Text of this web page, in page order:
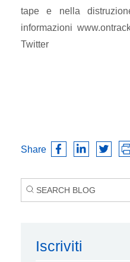
tape e nella
informazioni
Twitter
Share
Iscriviti